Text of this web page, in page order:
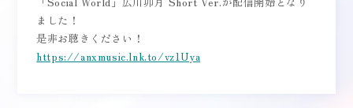
ました！
是非お聴きください！
https://anxmusic.lnk.to/vz1Uya